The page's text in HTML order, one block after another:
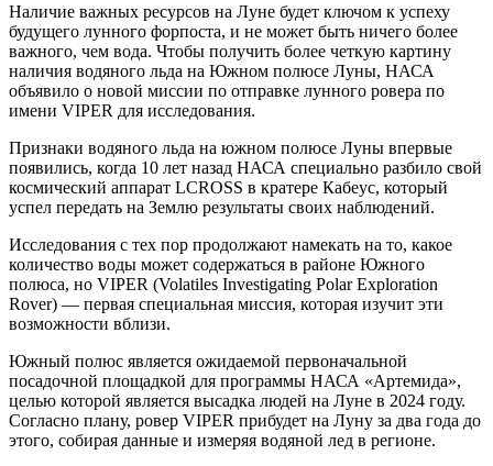
Наличие важных ресурсов на Луне будет ключом к успеху
будущего лунного форпоста, и не может быть ничего более
важного, чем вода. Чтобы получить более четкую картину
наличия водяного льда на Южном полюсе Луны, НАСА
объявило о новой миссии по отправке лунного ровера по
имени VIPER для исследования.
Признаки водяного льда на южном полюсе Луны впервые
появились, когда 10 лет назад НАСА специально разбило свой
космический аппарат LCROSS в кратере Кабеус, который
успел передать на Землю результаты своих наблюдений.
Исследования с тех пор продолжают намекать на то, какое
количество воды может содержаться в районе Южного
полюса, но VIPER (Volatiles Investigating Polar Exploration
Rover) — первая специальная миссия, которая изучит эти
возможности вблизи.
Южный полюс является ожидаемой первоначальной
посадочной площадкой для программы НАСА «Артемида»,
целью которой является высадка людей на Луне в 2024 году.
Согласно плану, ровер VIPER прибудет на Луну за два года до
этого, собирая данные и измеряя водяной лед в регионе.